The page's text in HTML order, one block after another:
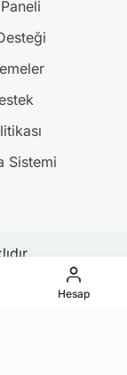
Sistemi
Saklıdır.
Hesap